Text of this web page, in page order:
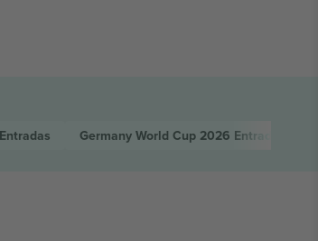
Entradas Germany World Cup 2026 Entradas